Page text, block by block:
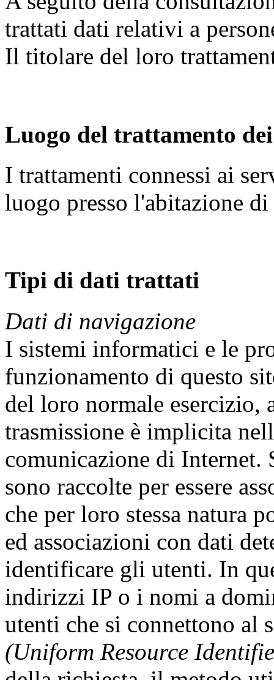
trattati dati relativi a
Il titolare del loro
Luogo del trattamento
I trattamenti connessi ai
luogo presso l'abitazione
Tipi di dati trattati
Dati di navigazione
I sistemi informatici e le
funzionamento di questo
del loro normale esercizio,
trasmissione è implicita
comunicazione di
sono raccolte per essere
che per loro stessa natura
ed associazioni con dati
identificare gli utenti. In
indirizzi IP o i nomi a
utenti che si connettono
(Uniform Resource